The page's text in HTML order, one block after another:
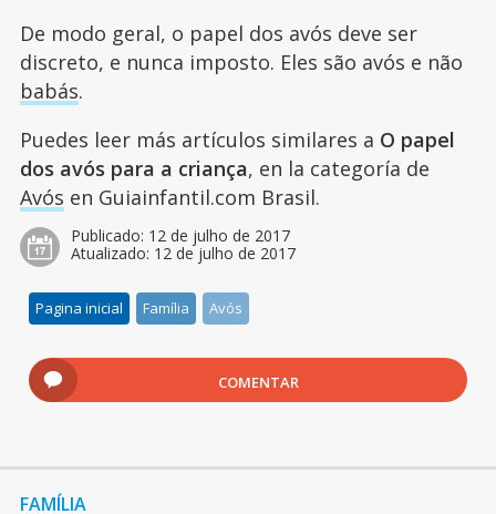
De modo geral, o papel dos avós deve ser
discreto, e nunca imposto. Eles são avós e não
babás.
Puedes leer más artículos similares a O papel
dos avós para a criança, en la categoría de
Avós en Guiainfantil.com Brasil.
Publicado: 12 de julho de 2017
Atualizado: 12 de julho de 2017
Pagina inicial Família Avós
COMENTAR
FAMÍLIA